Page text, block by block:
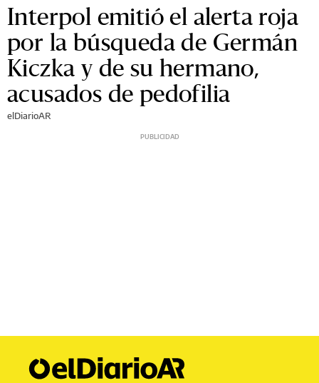
Interpol emitió el alerta roja
por la búsqueda de Germán
Kiczka y de su hermano,
acusados de pedofilia
elDiarioAR